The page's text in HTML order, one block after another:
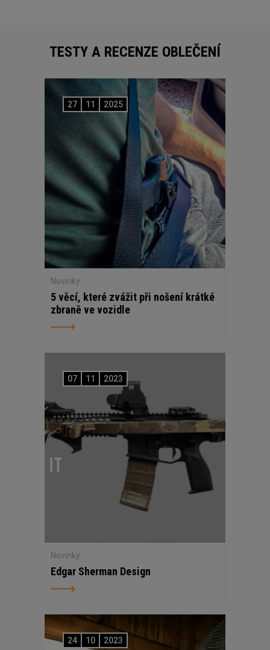
TESTY A RECENZE OBLEČENÍ
27 11 2025
Novinky
5 věcí, které zvážit při nošení krátké
zbraně ve vozidle
07 11 2023
Novinky
Edgar Sherman Design
24 10 2023